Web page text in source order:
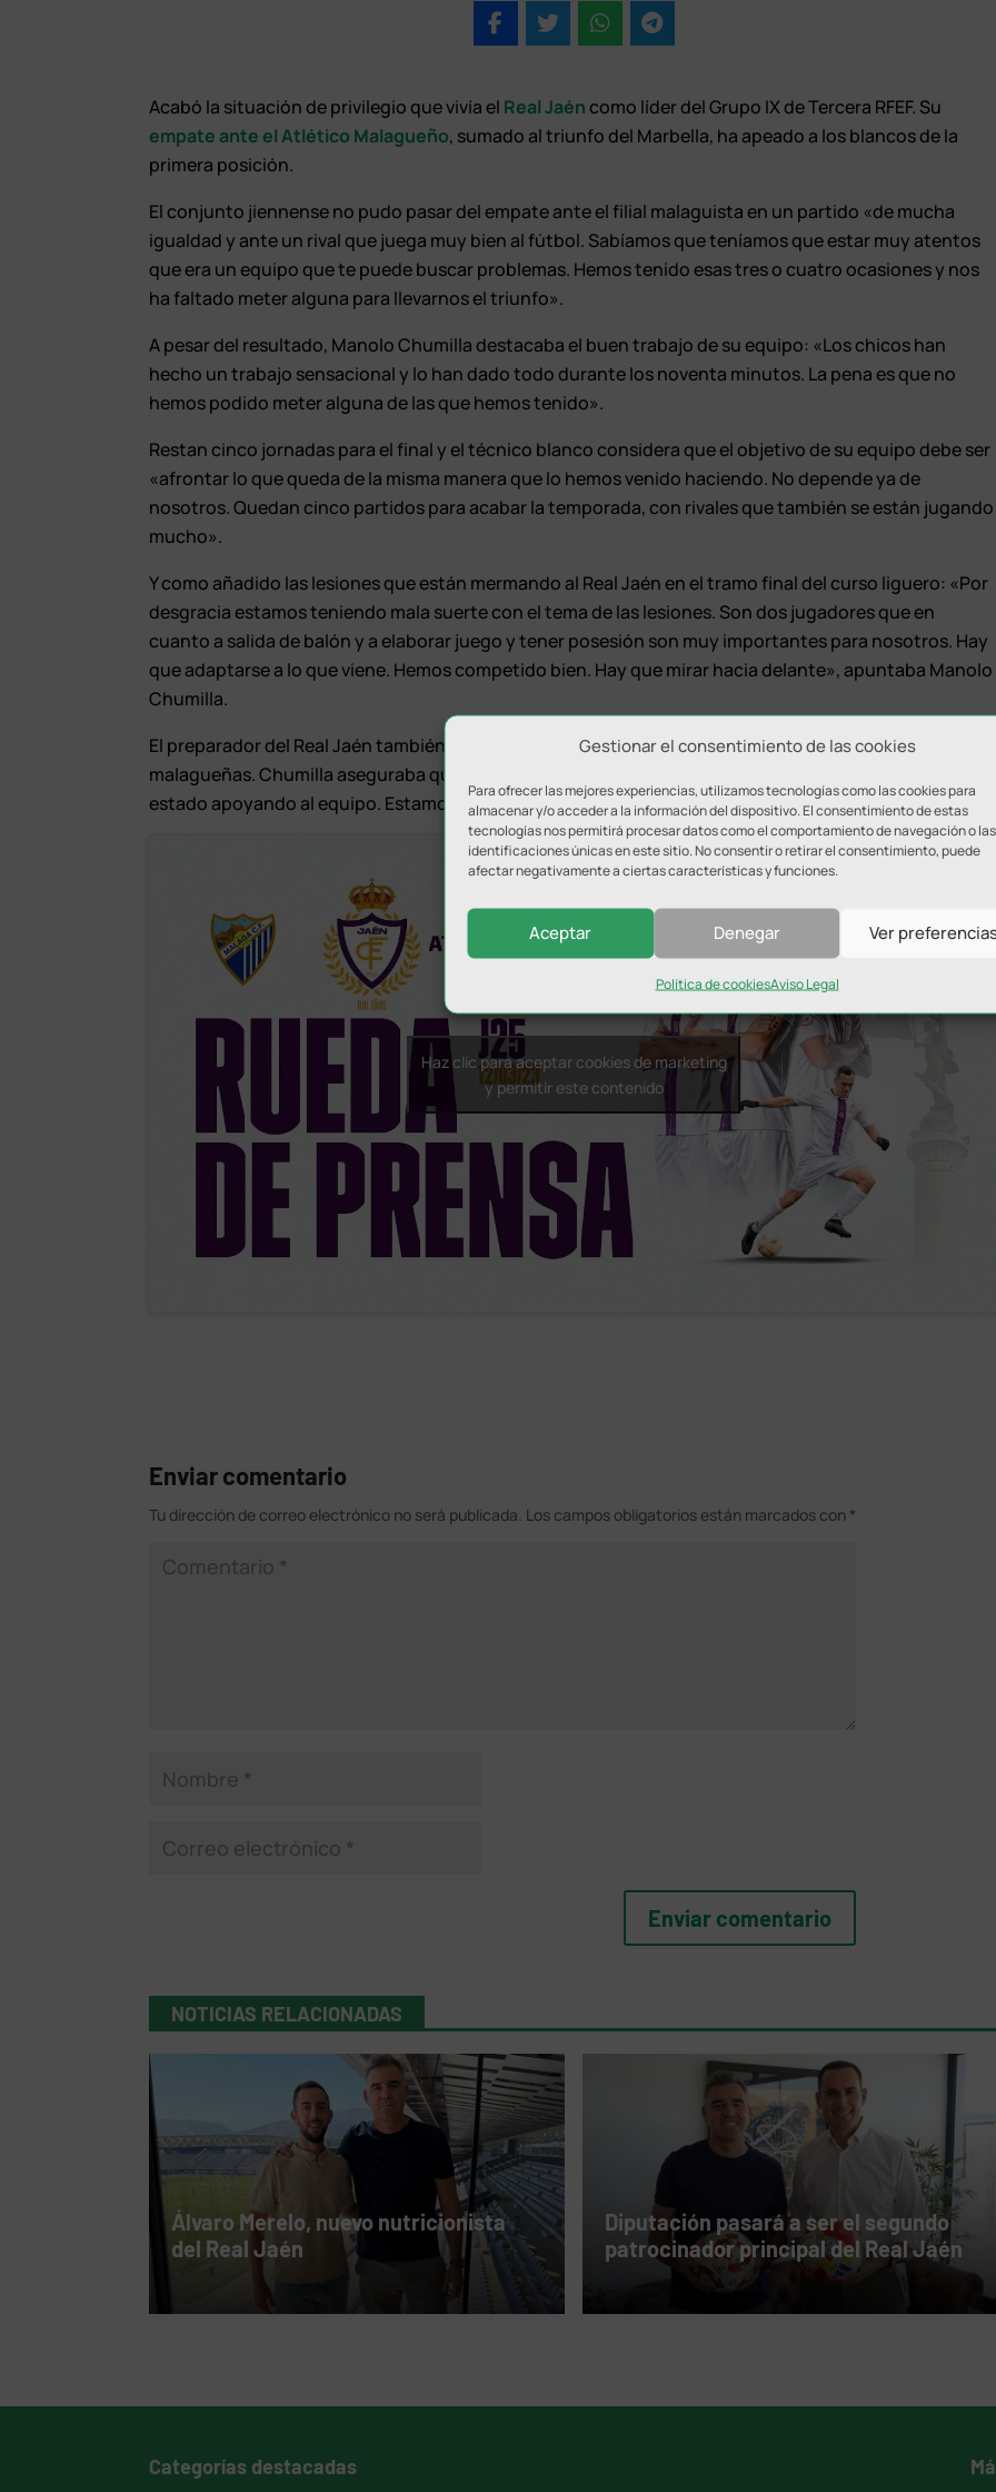
Gestionar el consentimiento de las cookies
Para ofrecer las mejores experiencias, utilizamos tecnologías como las cookies para
almacenar y/o acceder a la información del dispositivo. El consentimiento de estas
tecnologías nos permitirá procesar datos como el comportamiento de navegación o las
identificaciones únicas en este sitio. No consentir o retirar el consentimiento, puede
afectar negativamente a ciertas características y funciones.
Aceptar Denegar Ver
Política de cookiesAviso Legal
Acabó la situación de privilegio que vivía el Real Jaéncomo líder del Grupo IX de Tercera RFEF. Su
empate ante el Atlético Malagueño, sumado al triunfo del Marbella, ha apeado a los blancos de la
primera posición.
El conjunto jiennense no pudo pasar del empate ante el filial malaguista en un partido «de mucha
igualdad y ante un rival que juega muy bien al fútbol. Sabíamos que teníamos que estar muy atentos
que era un equipo que te puede buscar problemas. Hemos tenido esas tres o cuatro ocasiones y nos
ha faltado meter alguna para llevarnos el triunfo».
A pesar del resultado, Manolo Chumilla destacaba el buen trabajo de su equipo: «Los chicos han
hecho un trabajo sensacional y lo han dado todo durante los noventa minutos. La pena es que no
hemos podido meter alguna de las que hemos tenido».
Restan cinco jornadas para el final y el técnico blanco considera que el objetivo de su equipo debe ser
«afrontar lo que queda de la misma manera que lo hemos venido haciendo. No depende ya de
nosotros. Quedan cinco partidos para acabar la temporada, con rivales que también se están jugando
mucho».
Y como añadido las lesiones que están mermando al Real Jaén en el tramo final del curso liguero: «Por
desgracia estamos teniendo mala suerte con el tema de las lesiones. Son dos jugadores que en
cuanto a salida de balón y a elaborar juego y tener posesión son muy importantes para nosotros. Hay
que adaptarse a lo que viene. Hemos competido bien. Hay que mirar hacia delante», apuntaba Manolo
Chumilla.
El preparador del Real Jaén también se refirió al apoyo de los numerosos seguidores en tierras
malagueñas. Chumilla aseguraba que «no se le puede poner ni un pero. Los noventa minutos han
estado apoyando al equipo. Estamos orgullosos de la afición que tenemos».
Haz clic para aceptar cookies de marketing
y permitir este contenido
Enviar comentario
Tu dirección de correo electrónico no será publicada. Los campos obligatorios están marcados con *
NOTICIAS RELACIONADAS
Álvaro Merelo, nuevo nutricionista
del Real Jaén
Diputación pasará a ser el segundo
patrocinador principal del Real Jaén
Categorías destacadas